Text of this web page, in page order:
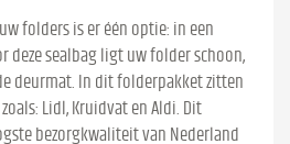
folders is er één optie: in een
deze sealbag ligt uw folder schoon,
deurmat. In dit folderpakket zitten
Lidl, Kruidvat en Aldi. Dit
bezorgkwaliteit van Nederland